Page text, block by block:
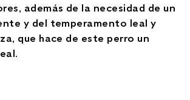
además de la necesidad de un
y del temperamento leal y
que hace de este perro un